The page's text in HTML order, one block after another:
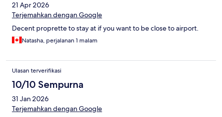
21 Apr 2026
Terjemahkan dengan Google
Decent proprette to stay at if you want to be close to airport.
Natasha, perjalanan 1 malam
Ulasan terverifikasi
10/10 Sempurna
31 Jan 2026
Terjemahkan dengan Google